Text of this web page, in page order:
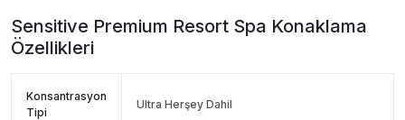
Sensitive Premium Resort Spa Konaklama
Özellikleri
Konsantrasyon
Tipi
Ultra Herşey Dahil